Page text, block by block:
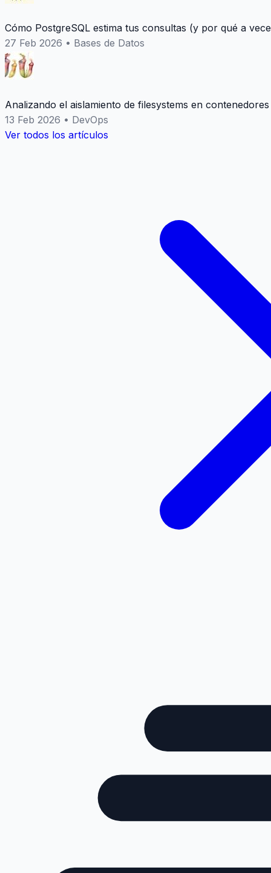
Cómo PostgreSQL estima tus consultas (y por qué a
27 Feb 2026 • Bases de Datos
Analizando el aislamiento de filesystems en
13 Feb 2026 • DevOps
Ver todos los artículos